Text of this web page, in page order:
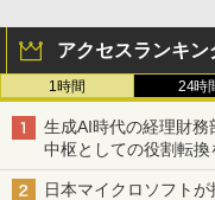
アクセスランキン
1時間 24時
生成AI時代の経理財
中枢としての役割転換
日本マイクロソフト